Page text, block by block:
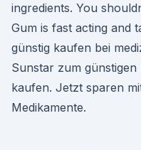
ingredients. You
Gum is fast acting and
günstig kaufen bei
Sunstar zum günstigen
kaufen. Jetzt sparen
Medikamente.